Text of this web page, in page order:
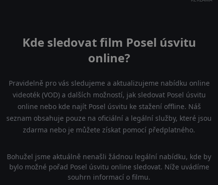
Kde sledovat film Posel úsvitu
online?
Pravidelně pro vás sledujeme a aktualizujeme nabídku online
videoték (VOD) a dalších možností, jak sledovat Posel úsvitu
online nebo kde najít Posel úsvitu ke stažení offline. Náš
seznam obsahuje pouze na oficiální a legální služby, které jsou
zdarma nebo je můžete získat pomocí předplatného.
Bohužel jsme aktuálně nenašli žádnou legální nabídku, kde by
bylo možné pořad Posel úsvitu online sledovat. Níže uvádíme
souhrn informací o filmu.